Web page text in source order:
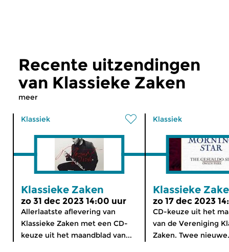
Recente uitzendingen
van Klassieke Zaken
meer
Klassiek
Klassieke Zaken
zo 31 dec 2023 14:00 uur
Allerlaatste aflevering van
Klassieke Zaken met een CD-
keuze uit het maandblad van...
Klassiek
Klassieke
zo 17 dec 2023
CD-keuze uit het
van de Vereniging
Zaken. Twee